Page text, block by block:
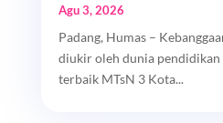
Agu 3, 2026
Padang, Humas –
diukir oleh dunia pendidikan
terbaik MTsN 3 Kota...